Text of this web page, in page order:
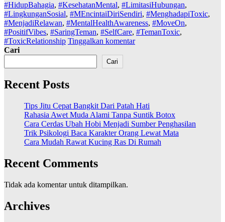
#HidupBahagia, #KesehatanMental, #LimitasiHubungan,
#LingkunganSosial, #MEncintaiDiriSendiri, #MenghadapiToxic,
#MenjadiRelawan, #MentalHealthAwareness, #MoveOn,
#PositifVibes, #SaringTeman, #SelfCare, #TemanToxic,
#ToxicRelationship Tinggalkan komentar
Cari
Cari
Recent Posts
Tips Jitu Cepat Bangkit Dari Patah Hati
Rahasia Awet Muda Alami Tanpa Suntik Botox
Cara Cerdas Ubah Hobi Menjadi Sumber Penghasilan
Trik Psikologi Baca Karakter Orang Lewat Mata
Cara Mudah Rawat Kucing Ras Di Rumah
Recent Comments
Tidak ada komentar untuk ditampilkan.
Archives